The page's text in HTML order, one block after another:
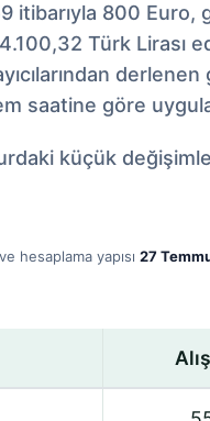
itibarıyla 800 Euro,
Türk Lirası
saatine göre
küçük
hesaplama yapısı 27